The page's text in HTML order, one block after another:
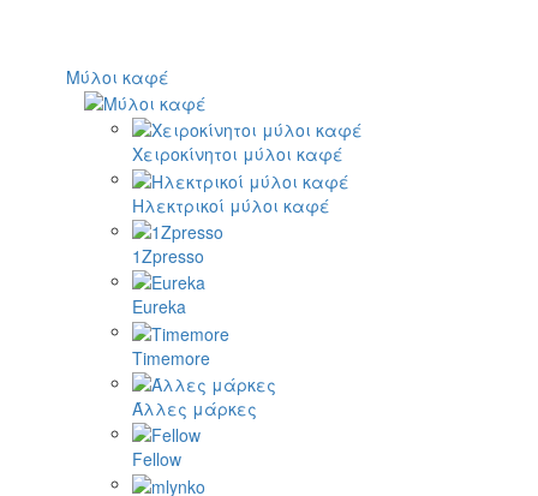
Μύλοι καφέ
Χειροκίνητοι μύλοι καφέ
Ηλεκτρικοί μύλοι καφέ
1Zpresso
Eureka
Timemore
Άλλες μάρκες
Fellow